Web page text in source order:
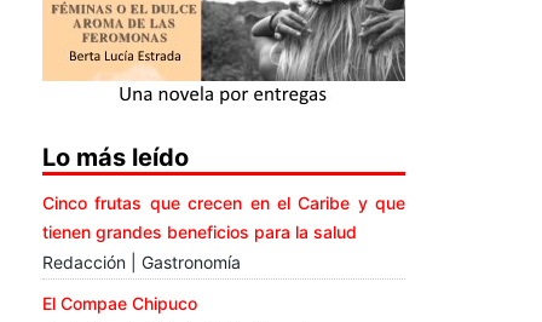
Lo más leído
Cinco frutas que crecen en el Caribe y que
tienen grandes beneficios para la salud
Redacción | Gastronomía
El Compae Chipuco